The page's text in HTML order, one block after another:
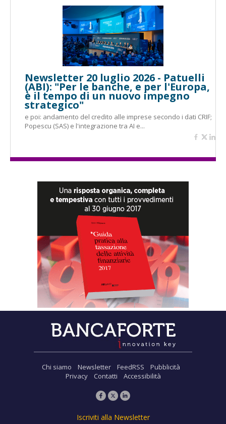
Newsletter 20 luglio 2026 - Patuelli
(ABI): "Per le banche, e per l'Europa,
è il tempo di un nuovo impegno
strategico"
e poi: andamento del credito alle imprese secondo i dati CRIF;
Popescu (SAS) e l'integrazione tra AI e...
Chi siamo Newsletter FeedRSS
Pubblicità
Privacy
Contatti Accessibilità
Iscriviti alla Newsletter